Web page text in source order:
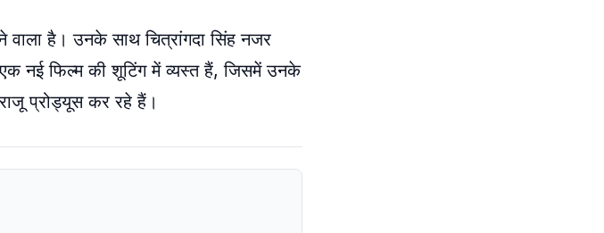
वाला है। उनके साथ चित्रांगदा सिंह नजर
नई फिल्म की शूटिंग में व्यस्त हैं, जिसमें उनके
प्रोड्यूस कर रहे हैं।